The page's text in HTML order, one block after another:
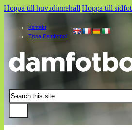
Hoppa till huvudinnehåll Hoppa till sidfot
Kontakt
Tipsa Damfotboll
Sök